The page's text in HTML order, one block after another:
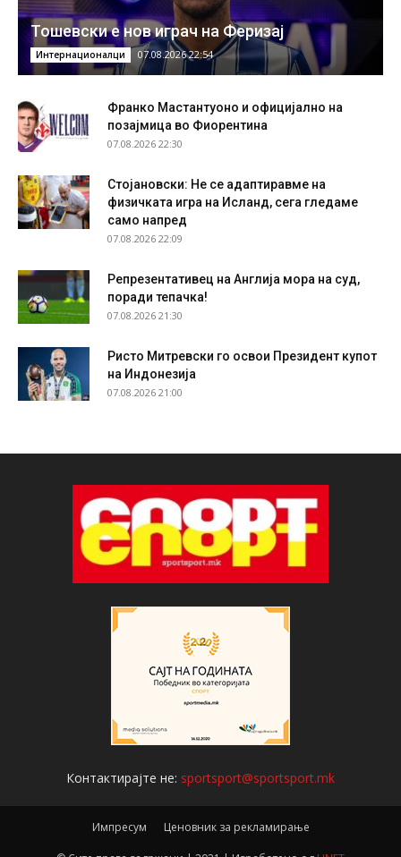
Тошевски е нов играч на Феризај
Интернационалци 07.08.2026 22:54
Франко Мастантуоно и официјално на
позајмица во Фиорентина
07.08.2026 22:30
Стојановски: Не се адаптиравме на
физичката игра на Исланд, сега гледаме
само напред
07.08.2026 22:09
Репрезентативец на Англија мора на суд,
поради тепачка!
07.08.2026 21:30
Ристо Митревски го освои Президент купот
на Индонезија
07.08.2026 21:00
Контактирајте не: sportsport@sportsport.mk
Импресум Ценовник за рекламирање